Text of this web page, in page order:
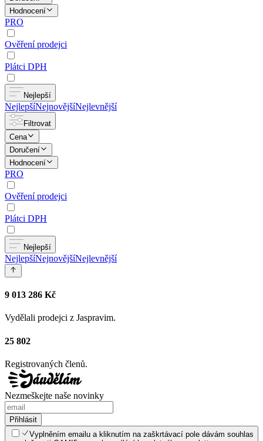
Hodnocení
PRO
Ověření prodejci
Plátci DPH
Nejlepší
NejlepšíNejnovějšíNejlevnější
Filtrovat
Cena
Doručení
Hodnocení
PRO
Ověření prodejci
Plátci DPH
Nejlepší
NejlepšíNejnovějšíNejlevnější
9 013 286 Kč
Vydělali prodejci z Jaspravim.
25 802
Registrovaných členů.
Nezmeškejte naše novinky
Přihlásit
Vyplněním emailu a kliknutím na zaškrtávací pole dávám souhlas